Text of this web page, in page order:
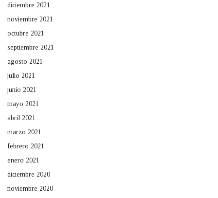
diciembre 2021
noviembre 2021
octubre 2021
septiembre 2021
agosto 2021
julio 2021
junio 2021
mayo 2021
abril 2021
marzo 2021
febrero 2021
enero 2021
diciembre 2020
noviembre 2020